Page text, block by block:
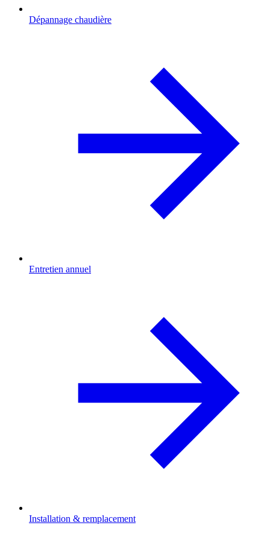
Dépannage chaudière
Entretien annuel
Installation & remplacement